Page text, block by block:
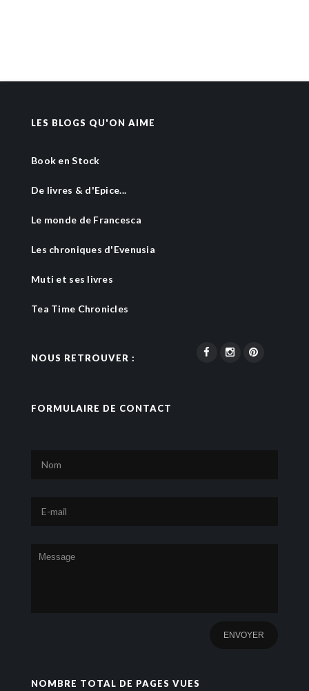
LES BLOGS QU'ON AIME
Book en Stock
De livres & d'Epice...
Le monde de Francesca
Les chroniques d'Evenusia
Muti et ses livres
Tea Time Chronicles
NOUS RETROUVER :
FORMULAIRE DE CONTACT
NOMBRE TOTAL DE PAGES VUES